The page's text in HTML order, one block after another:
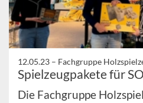
12.05.23 – Fachgruppe
Spielzeugpakete für
Die Fachgruppe